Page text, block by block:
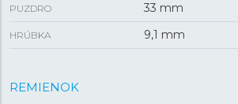
PUZDRO 33 mm
HRÚBKA 9,1 mm
REMIENOK